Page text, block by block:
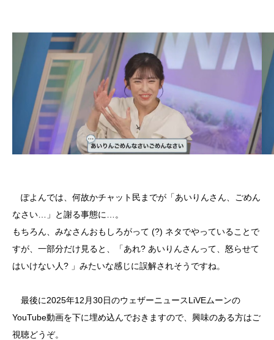
ぽよんでは、何故かチャット民までが「あいりんさん、ごめん
なさい…」と謝る事態に…。
もちろん、みなさんおもしろがって (?) ネタでやっていることで
すが、一部分だけ見ると、「あれ? あいりんさんって、怒らせて
はいけない人? 」みたいな感じに誤解されそうですね。
最後に2025年12月30日のウェザーニュースLiVEムーンの
YouTube動画を下に埋め込んでおきますので、興味のある方はご
視聴どうぞ。